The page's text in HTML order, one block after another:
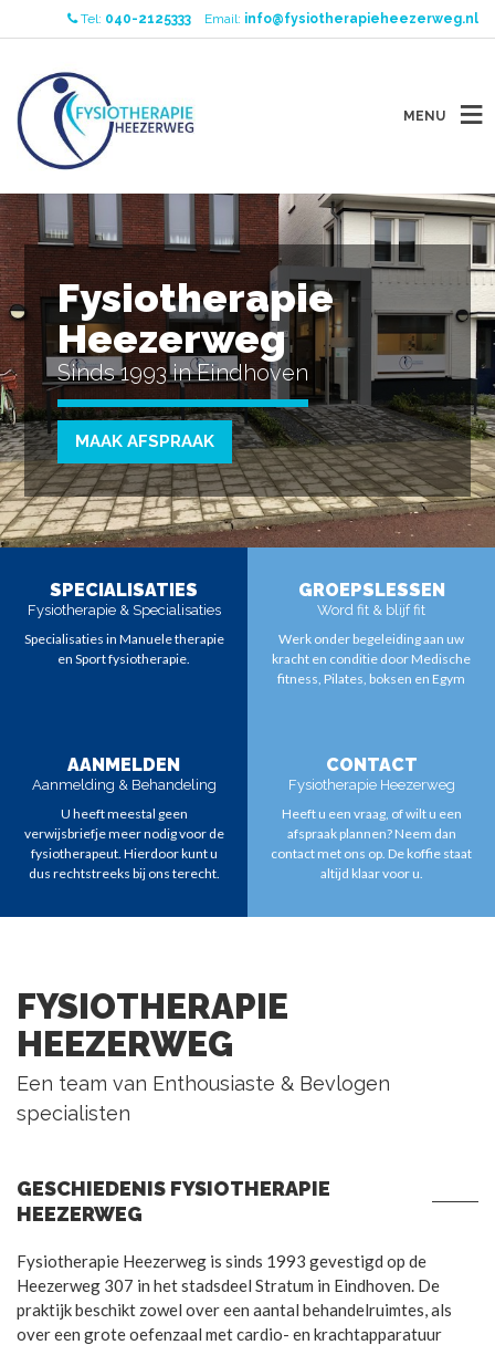
Tel: 040-2125333 Email: info@fysiotherapieheezerweg.nl
MENU
Fysiotherapie
Heezerweg
Sinds 1993 in Eindhoven
MAAK AFSPRAAK
SPECIALISATIES
Fysiotherapie & Specialisaties
Specialisaties in Manuele therapie
en Sport fysiotherapie.
GROEPSLESSEN
Word fit & blijf fit
Werk onder begeleiding aan uw
kracht en conditie door Medische
fitness, Pilates, boksen en Egym
AANMELDEN
Aanmelding & Behandeling
U heeft meestal geen
verwijsbriefje meer nodig voor de
fysiotherapeut. Hierdoor kunt u
dus rechtstreeks bij ons terecht.
CONTACT
Fysiotherapie Heezerweg
Heeft u een vraag, of wilt u een
afspraak plannen? Neem dan
contact met ons op. De koffie staat
altijd klaar voor u.
FYSIOTHERAPIE
HEEZERWEG
Een team van Enthousiaste & Bevlogen
specialisten
GESCHIEDENIS FYSIOTHERAPIE
HEEZERWEG
Fysiotherapie Heezerweg is sinds 1993 gevestigd op de
Heezerweg 307 in het stadsdeel Stratum in Eindhoven. De
praktijk beschikt zowel over een aantal behandelruimtes, als
over een grote oefenzaal met cardio- en krachtapparatuur